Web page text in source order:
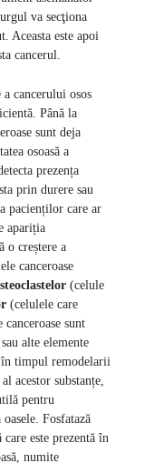
va secţiona
Aceasta este apoi
cancerul.
cancerului osos
Până la
sunt deja
osoasă a
prezența
prin durere sau
pacienților care ar
apariția
o creștere a
canceroase
(celule
(celulele care
sunt
alte elemente
în timpul remodelarii
acestor substanțe,
pentru
Fosfatază
este prezentă în
numite